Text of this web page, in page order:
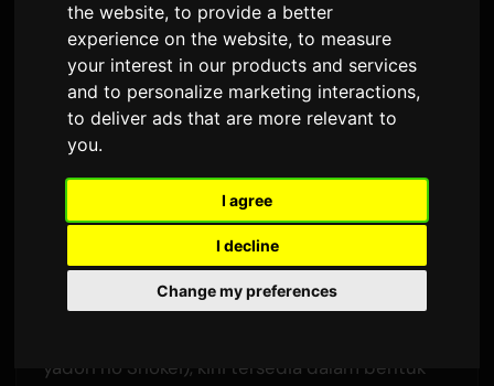
the website,to provide a better
experience on the website,to measure
your interest in our products and services
and to personalize marketing interactions,
to deliver ads that are more relevant to
you.
I agree
I decline
Change my preferences
Lia Lancar Lagu Tema
Pembukaan Anime 'Rain
Shelter Aspiration'
Oleh
Diterjemahkan dari Bahasa Inggeris
Lagu tema pembukaan oleh Lia untuk anime
yadori no Shōkei), kini tersedia dalam bentuk